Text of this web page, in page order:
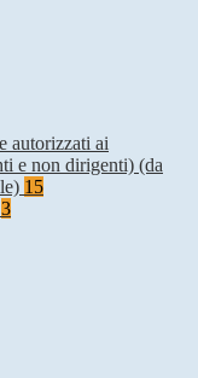
autorizzati ai
e non dirigenti) (da
15
3